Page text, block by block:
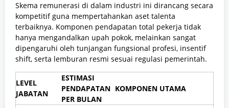
Skema remunerasi di dalam industri ini dirancang secara
kompetitif guna mempertahankan aset talenta
terbaiknya. Komponen pendapatan total pekerja tidak
hanya mengandalkan upah pokok, melainkan sangat
dipengaruhi oleh tunjangan fungsional profesi, insentif
shift, serta lemburan resmi sesuai regulasi pemerintah.
LEVEL
JABATAN
ESTIMASI
PENDAPATAN
PER BULAN
KOMPONEN UTAMA